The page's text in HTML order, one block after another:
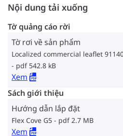
Nội dung tải xuống
Tờ quảng cáo rời
Tờ rơi về sản phẩm
Localized commercial leaflet
pdf 542.8 kB
Xem
Sách giới thiệu
Hướng dẫn lắp đặt
Flex Cove G5 pdf 2.7 MB
Xem